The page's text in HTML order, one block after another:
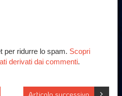
per ridurre lo spam. Scopri
derivati dai commenti.